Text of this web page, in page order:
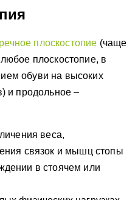
плоскостопие (чаще
плоскостопие, в
обуви на высоких
и продольное –
веса,
связок и мышц стопы
в стоячем или